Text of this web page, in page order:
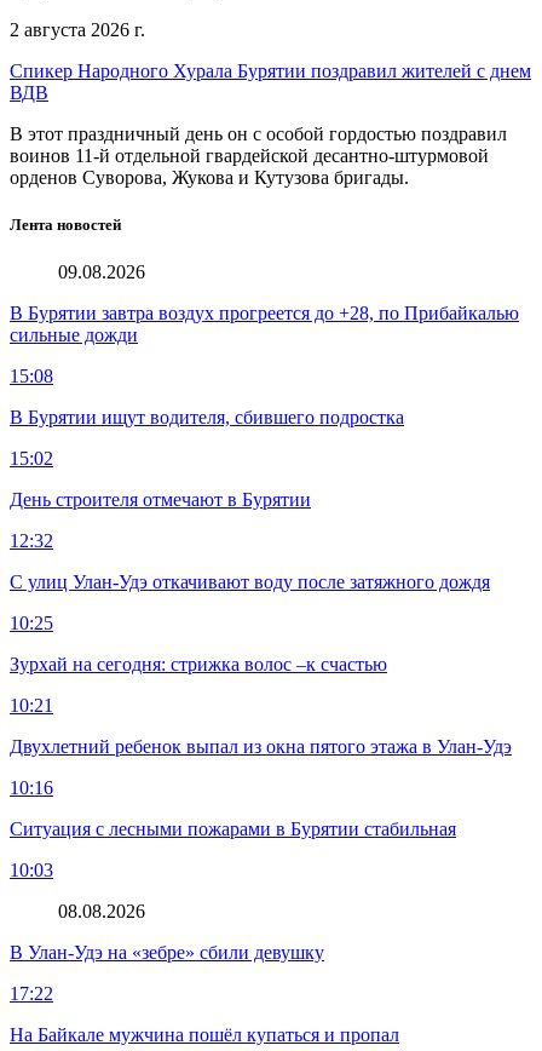
2 августа 2026 г.
Спикер Народного Хурала Бурятии поздравил жителей с днем
ВДВ
В этот праздничный день он с особой гордостью поздравил
воинов 11-й отдельной гвардейской десантно-штурмовой
орденов Суворова, Жукова и Кутузова бригады.
Лента новостей
09.08.2026
В Бурятии завтра воздух прогреется до +28, по Прибайкалью
сильные дожди
15:08
В Бурятии ищут водителя, сбившего подростка
15:02
День строителя отмечают в Бурятии
12:32
С улиц Улан-Удэ откачивают воду после затяжного дождя
10:25
Зурхай на сегодня: стрижка волос –к счастью
10:21
Двухлетний ребенок выпал из окна пятого этажа в Улан-Удэ
10:16
Ситуация с лесными пожарами в Бурятии стабильная
10:03
08.08.2026
В Улан-Удэ на «зебре» сбили девушку
17:22
На Байкале мужчина пошёл купаться и пропал